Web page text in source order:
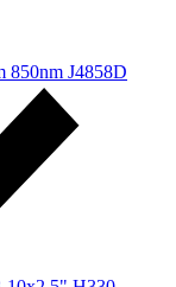
850nm J4858D